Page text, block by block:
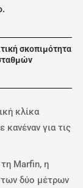
σκοπιμότητα
κλίκα
κανέναν για τις
τη Marfin, η
των δύο μέτρων